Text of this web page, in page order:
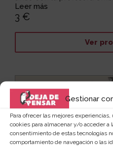
Gestionar
Para ofrecer las mejores
cookies para almacenar y/o acceder a
consentimiento de estas tecnologías
comportamiento de navegación o las
Leer más
3 €
Ver